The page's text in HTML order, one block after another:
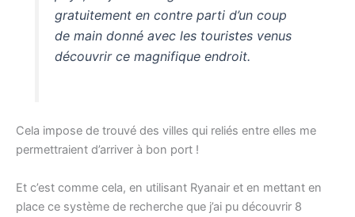
gratuitement en contre parti d’un coup
de main donné avec les touristes venus
découvrir ce magnifique endroit.
Cela impose de trouvé des villes qui reliés entre elles me
permettraient d’arriver à bon port !
Et c’est comme cela, en utilisant Ryanair et en mettant en
place ce système de recherche que j’ai pu découvrir 8